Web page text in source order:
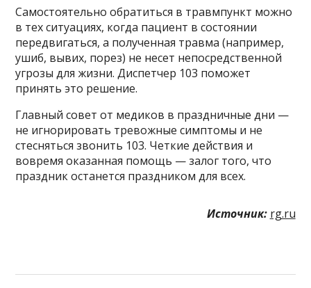
Самостоятельно обратиться в травмпункт можно
в тех ситуациях, когда пациент в состоянии
передвигаться, а полученная травма (например,
ушиб, вывих, порез) не несет непосредственной
угрозы для жизни. Диспетчер 103 поможет
принять это решение.
Главный совет от медиков в праздничные дни —
не игнорировать тревожные симптомы и не
стесняться звонить 103. Четкие действия и
вовремя оказанная помощь — залог того, что
праздник останется праздником для всех.
Источник: rg.ru